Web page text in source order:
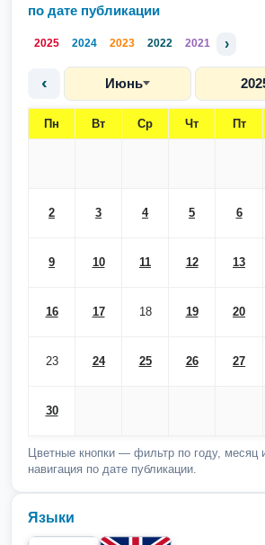
по дате публикации
2025 2024 2023 2022 2021 ›
‹ Июнь
Пн Вт Ср Чт Пт
2 3 4 5 6
9 10 11 12 13
16 17 18 19 20
23 24 25 26 27
30
Цветные кнопки — фильтр по году, месяц
навигация по дате публикации.
Языки